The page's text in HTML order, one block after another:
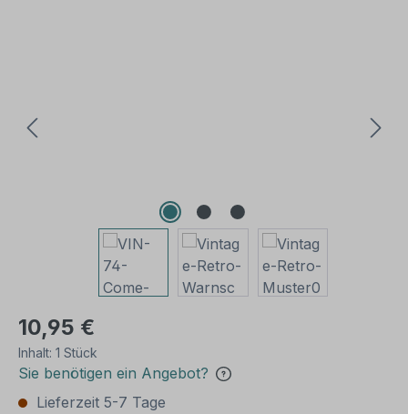
10,95 €
Inhalt: 1 Stück
Sie benötigen ein Angebot?
Lieferzeit 5-7 Tage